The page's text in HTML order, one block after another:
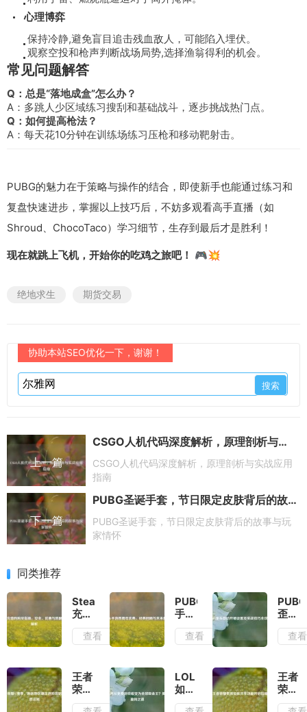
心理博弈
保持冷静,避免盲目追击残血敌人，可能陷入埋伏。
观察空投和枪声判断战场局势,选择渔翁得利的机会。
常见问题解答
Q：总是“落地成盒”怎么办？
A：多跳人少区域练习搜刮和基础战斗，逐步挑战热门点。
Q：如何提高枪法？
A：每天花10分钟在训练场练习压枪和移动靶射击。
PUBG的魅力在于策略与操作的结合，即使新手也能通过练习和
复盘快速进步，掌握以上技巧后，不妨多观看高手直播（如
Shroud、ChocoTaco）学习细节，生存到最后才是胜利！
现在就跳上飞机，开始你的吃鸡之旅吧！ 🎮💥
绝地求生 期货交易
协助本站SEO优化一下，谢谢！
上一篇
CSGO人机代码深度解析，原理剖析与实战应用指南
CSGO人机代码深度解析，原理剖析与实战应用
指南
下一篇
PUBG圣诞手套，节日限定皮肤背后的故事与玩家情怀
PUBG圣诞手套，节日限定皮肤背后的故事与玩
家情怀
同类推荐
Steam
充值
码购
买指
全、
优惠
与防
查看
PUBG
手游
四周
年庆
回顾
与未
来展
查看
PUBG
歪头
自动
开镜
战技
巧全
攻略
查看
王者
荣耀
S7
LOL
如何
从免
王者
荣耀
贵族